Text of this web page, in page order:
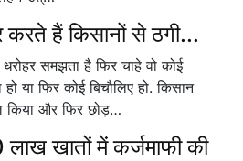
करते हैं किसानों से ठगी...
समझता है फिर चाहे वो कोई
या फिर कोई बिचौलिए हो. किसान
किया और फिर छोड़…
खातों में कर्जमाफी की